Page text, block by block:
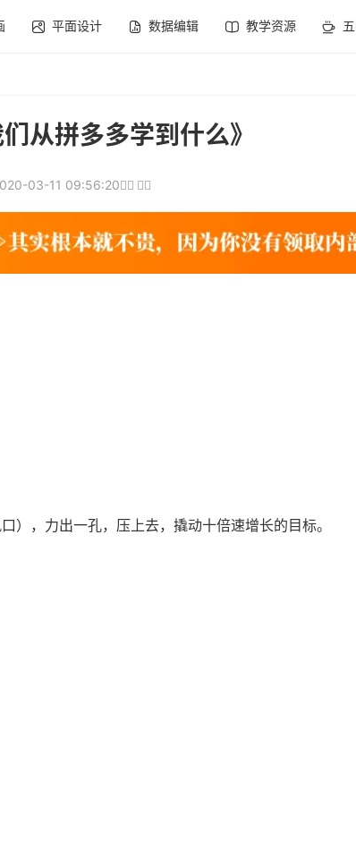
平面设计 数据编辑 教学资源
从拼多多学到什么》
03-11 09:56:20
），力出一孔，压上去，撬动十倍速增长的目标。